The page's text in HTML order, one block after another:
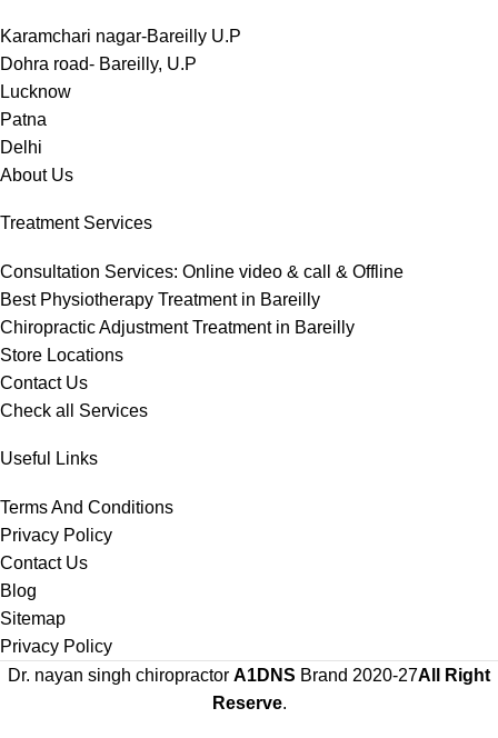
Karamchari nagar-Bareilly U.P
Dohra road- Bareilly, U.P
Lucknow
Patna
Delhi
About Us
Treatment Services
Consultation Services: Online video & call & Offline
Best Physiotherapy Treatment in Bareilly
Chiropractic Adjustment Treatment in Bareilly
Store Locations
Contact Us
Check all Services
Useful Links
Terms And Conditions
Privacy Policy
Contact Us
Blog
Sitemap
Privacy Policy
Dr. nayan singh chiropractor A1DNS Brand 2020-27All Right
Reserve.